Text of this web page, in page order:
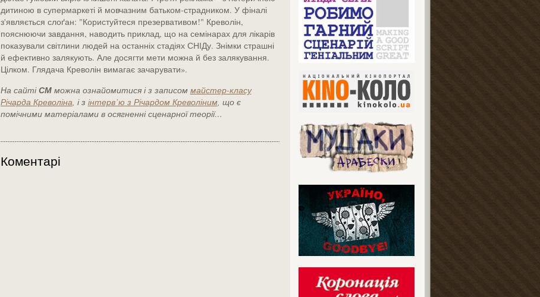
дитиною в супермаркеті й мовчазним батьком-страдником. У фіналі
з'являється слоґан: "Користуйтеся презервативом!" Креволін,
пояснюючи завдання, наводить приклад, що на семінарах для лікарів
показували світлини людей на останніх стадіях СНІДу. Знімки страшні
й ефективно залякують. Але досягти мети можна й без залякування.
Цілком. Глядача Креволін вимагає зачарувати».
На сайтіСМможна ознайомитися і з записом майстер-класу
Річарда Креволіна, і з інтерв’ю з Річардом Креволіним, що є
помічними матеріалами в осягненні сценарної теорії…
Коментарі